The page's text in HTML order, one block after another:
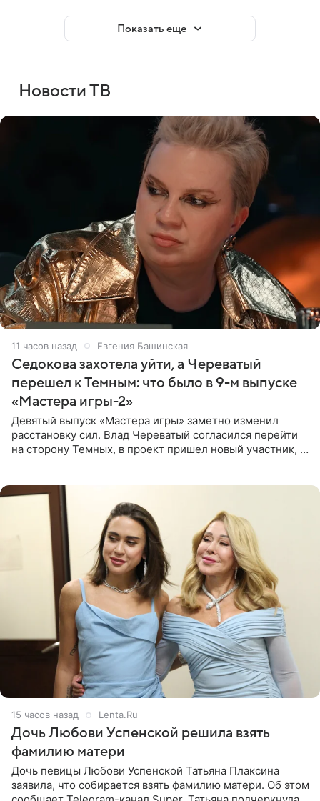
Показать еще
Новости ТВ
11 часов назад Евгения Башинская
Седокова захотела уйти, а Череватый
перешел к Темным: что было в 9-м выпуске
«Мастера игры-2»
Девятый выпуск «Мастера игры» заметно изменил
расстановку сил. Влад Череватый согласился перейти
на сторону Темных, в проект пришел новый участник, а
15 часов назад Lenta.Ru
Дочь Любови Успенской решила взять
фамилию матери
Дочь певицы Любови Успенской Татьяна Плаксина
заявила, что собирается взять фамилию матери. Об этом